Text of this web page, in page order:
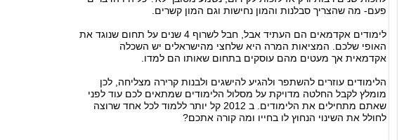
פעם- מה שהצריך סבלנות והמון נחישות וגם המון קשרים.
לימודים אקדמאים הם העתיד אבל, חבל לשרוף 4 שנים על תחום שנוגד את
האופי שלכם. המציאות המרה היא שלחצי מהישראלים יש השכלה
אקדמאית אך מעטים מהם עוסקים בתחום שאותו הם למדו.
הלימודים עוזרים להשתפר ולהגיע להישגים ולבנות קרירה מצליחה, לכן
מומלץ לקבל החלטה מדויקת על מסלול הלימודים שמתאים לכם עוד לפני
שאתם מתחילים את הלימודים. ב 2012 קל יותר ללמוד לכל אחד שרוצה
לחולל את השינוי הנחוץ לו בחייו ומה קורה אתכם?